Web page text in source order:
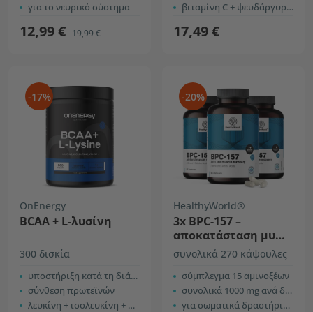
για το νευρικό σύστημα
12,99 € 19,99 €
βιταμίνη C + ψευδάργυρος
17,49 €
-17%
OnEnergy
BCAA + L-λυσίνη
300 δισκία
υποστήριξη κατά τη διάρκεια και μετά την προπόνηση
σύνθεση πρωτεϊνών
λευκίνη + ισολευκίνη + βαλίνη
-20%
HealthyWorld®
3x BPC-157 –
αποκατάσταση μυών
και αρθρώσεων
συνολικά 270 κάψουλες
σύμπλεγμα 15 αμινοξέων
συνολικά 1000 mg ανά δόση
για σωματικά δραστήριους